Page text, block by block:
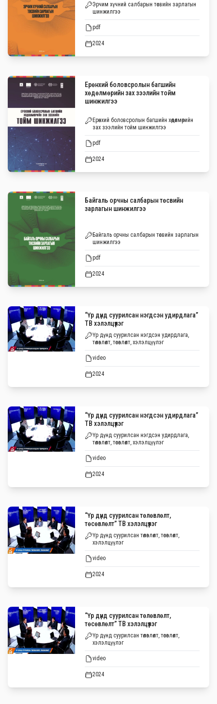
Эрчим хүчний салбарын төсвийн зарлагын
шинжилгээ
pdf
2024
Ерөнхий боловсролын багшийн
хөдөлмөрийн зах зээлийн тойм
шинжилгээ
Ерөнхий боловсролын багшийн хөдөлмөрийн
зах зээлийн тойм шинжилгээ
pdf
2024
Байгаль орчны салбарын төсвийн
зарлагын шинжилгээ
Байгаль орчны салбарын төсвийн зарлагын
шинжилгээ
pdf
2024
“Үр дүнд суурилсан нэгдсэн удирдлага”
ТВ хэлэлцүүлэг
Үр дүнд суурилсан нэгдсэн удирдлага,
төлөвлөлт, төсөвлөлт, хэлэлцүүлэг
video
2024
“Үр дүнд суурилсан нэгдсэн удирдлага”
ТВ хэлэлцүүлэг
Үр дүнд суурилсан нэгдсэн удирдлага,
төлөвлөлт, төсөвлөлт, хэлэлцүүлэг
video
2024
“Үр дүнд суурилсан төлөвлөлт,
төсөвлөлт” ТВ хэлэлцүүлэг
Үр дүнд суурилсан төлөвлөлт, төсөвлөлт,
хэлэлцүүлэг
video
2024
“Үр дүнд суурилсан төлөвлөлт,
төсөвлөлт” ТВ хэлэлцүүлэг
Үр дүнд суурилсан төлөвлөлт, төсөвлөлт,
хэлэлцүүлэг
video
2024